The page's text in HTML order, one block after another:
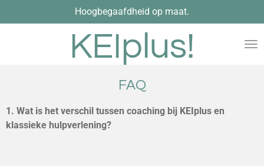
direct
KEIplus!
Hoogbegaafdheid op maat.
FAQ
1. Wat is het verschil tussen coaching bij KEIplus en
klassieke hulpverlening?